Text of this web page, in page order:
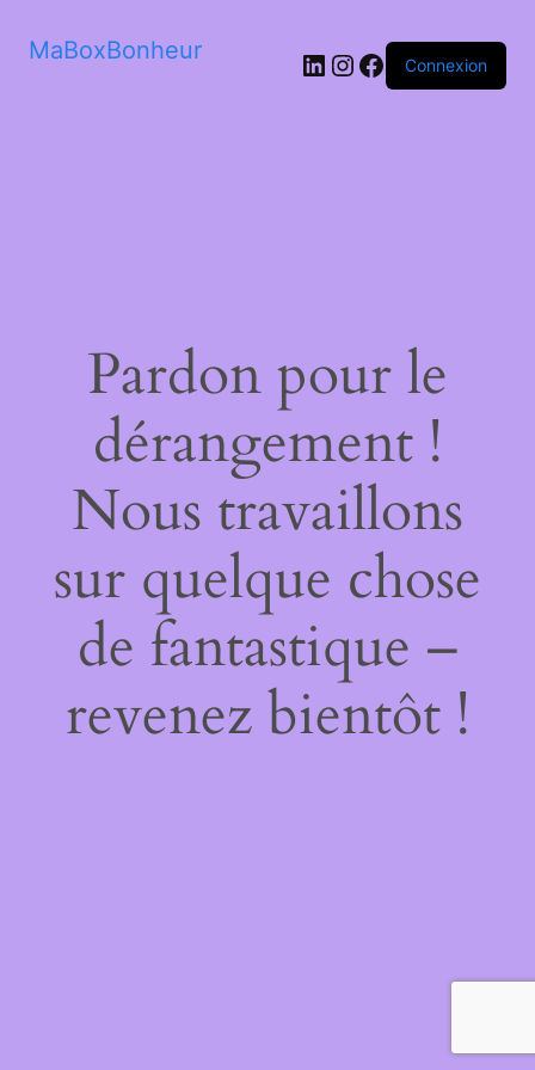
MaBoxBonheur LinkedIn
Instagram
Facebook
Connexion
Pardon pour le
dérangement !
Nous travaillons
sur quelque chose
de fantastique –
revenez bientôt !